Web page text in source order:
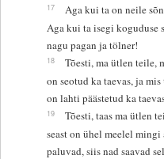
17
Aga kui ta on neile
Aga kui ta isegi koguduse
nagu pagan ja tölner!
18
Tõesti, ma ütlen teile,
on seotud ka taevas, ja
on lahti päästetud ka
19
Tõesti, taas ma ütlen
seast on ühel meelel mingi
paluvad, siis nad saavad